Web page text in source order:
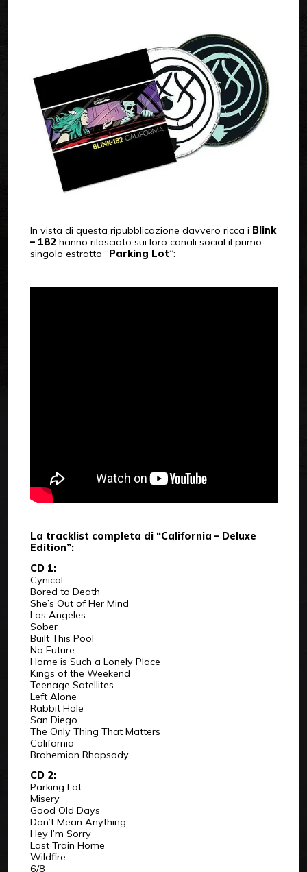
In vista di questa ripubblicazione davvero ricca i Blink
– 182hanno rilasciato sui loro canali social il primo
singolo estratto “Parking Lot“:
La tracklist completa di “California – Deluxe
Edition”:
CD 1:
Cynical
Bored to Death
She’s Out of Her Mind
Los Angeles
Sober
Built This Pool
No Future
Home is Such a Lonely Place
Kings of the Weekend
Teenage Satellites
Left Alone
Rabbit Hole
San Diego
The Only Thing That Matters
California
Brohemian Rhapsody
CD 2:
Parking Lot
Misery
Good Old Days
Don’t Mean Anything
Hey I’m Sorry
Last Train Home
Wildfire
6/8